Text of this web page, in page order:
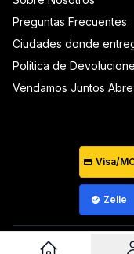
Preguntas Frecuentes
Ciudades donde
Politica de
Vendamos Juntos
Visa/
Zelle